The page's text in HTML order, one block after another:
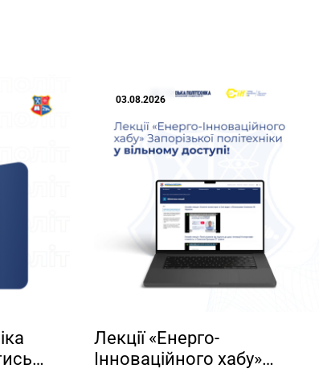
03.08.2026
Лекції «Енерго-
Інноваційного хабу»